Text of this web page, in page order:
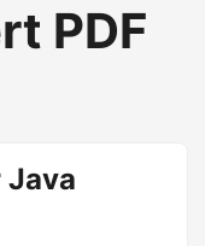
PDF
Java